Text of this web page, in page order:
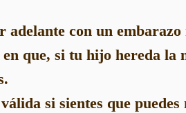
adelante con un
que, si tu hijo hereda la
si sientes que